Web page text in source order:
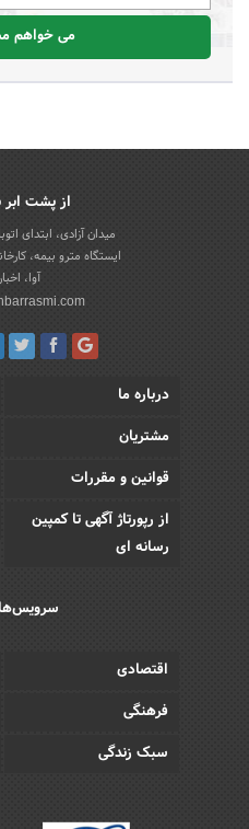
می خواهم
از پشت ابر
میدان آزادی، ابتدای
ایستگاه مترو بیمه،
آوا،
درباره ما
مشتریان
قوانین و مقررات
از رپورتاژ آگهی تا کمپین
رسانه ای
اقتصادی
فرهنگی
سبک زندگی